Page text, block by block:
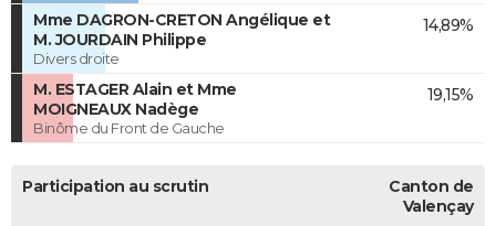
Mme DAGRON-CRETON Angélique et
M. JOURDAIN Philippe
Divers droite
14,89%
M. ESTAGER Alain et Mme
MOIGNEAUX Nadège
Binôme du Front de Gauche
19,15%
Participation au scrutin
Canton de
Valençay